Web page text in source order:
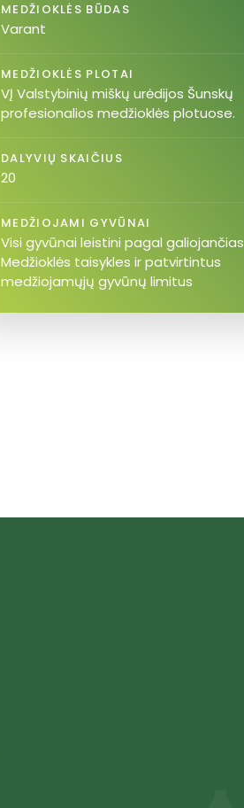
MEDŽIOKLĖS BŪDAS
Varant
MEDŽIOKLĖS PLOTAI
VĮ Valstybinių miškų urėdijos Šunskų
profesionalios medžioklės plotuose.
DALYVIŲ SKAIČIUS
20
MEDŽIOJAMI GYVŪNAI
Visi gyvūnai leistini pagal galiojančias
Medžioklės taisykles ir patvirtintus
medžiojamųjų gyvūnų limitus